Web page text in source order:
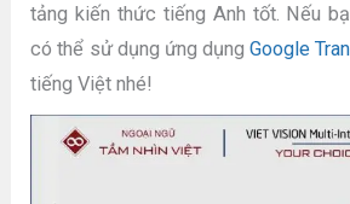
tảng kiến thức tiếng Anh tốt. Nếu
có thể sử dụng ứng dụngGoogle
tiếng Việt nhé!